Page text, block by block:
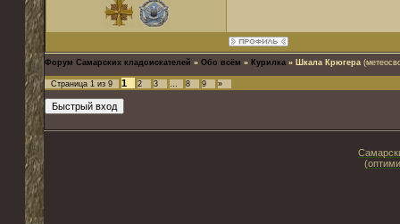
Форум Самарских кладоискателей » Обо всём » Курилка » Шкала Крюгера
Страница 1 из 9 1 2 3 … 8 9 »